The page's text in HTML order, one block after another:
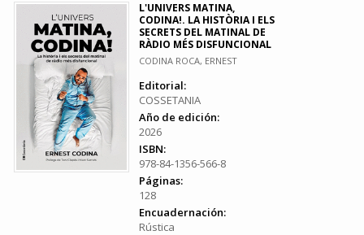
L'UNIVERS MATINA,
CODINA!. LA HISTÒRIA I ELS
SECRETS DEL MATINAL DE
RÀDIO MÉS DISFUNCIONAL
CODINA ROCA, ERNEST
Editorial:
COSSETANIA
Año de edición:
2026
ISBN:
978-84-1356-566-8
Páginas:
128
Encuadernación:
Rústica